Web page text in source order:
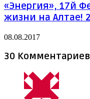
«Энергия», 17й
жизни на Алтае!
08.08.2017
30 Комментариев